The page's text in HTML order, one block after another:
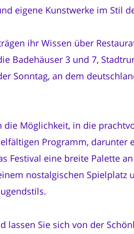
eigene Kunstwerke im Stil
ihr Wissen über
Badehäuser 3 und 7,
Sonntag, an dem
Möglichkeit, in die
Programm, darunter
Festival eine breite Palette
nostalgischen
Sie sich von der